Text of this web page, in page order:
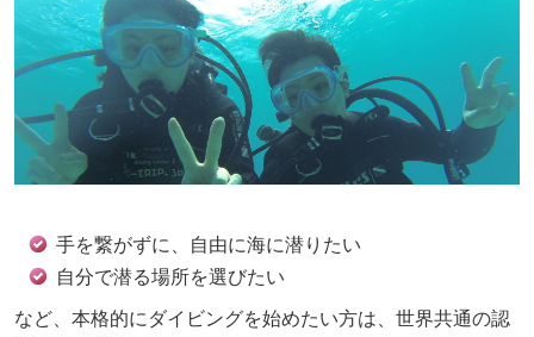
手を繋がずに、自由に海に潜りたい
自分で潜る場所を選びたい
など、本格的にダイビングを始めたい方は、世界共通の認